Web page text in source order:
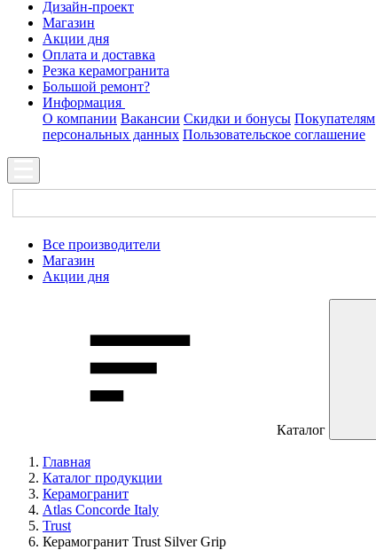
Дизайн-проект
Магазин
Акции дня
Оплата и доставка
Резка керамогранита
Большой ремонт?
Информация
О компании Вакансии Скидки и бонусы Покупателям
персональных данных Пользовательское соглашение
Все производители
Магазин
Акции дня
Каталог
Главная
Каталог продукции
Керамогранит
Atlas Concorde Italy
Trust
Керамогранит Trust Silver Grip